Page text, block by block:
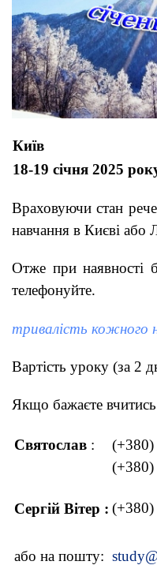
Київ
18-19 січня 2025
Враховуючи стан
навчання в Києві або
Отже при наявності
телефонуйте.
тривалість кожного
Вартість уроку (за 2
Якщо бажаєте
Святослав :
(+380)
Сергій Вітер : (+380)
або на пошту: